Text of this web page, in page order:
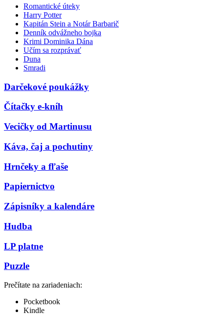
Romantické úteky
Harry Potter
Kapitán Stein a Notár Barbarič
Denník odvážneho bojka
Krimi Dominika Dána
Učím sa rozprávať
Duna
Smradi
Darčekové poukážky
Čítačky e-kníh
Vecičky od Martinusu
Káva, čaj a pochutiny
Hrnčeky a fľaše
Papiernictvo
Zápisníky a kalendáre
Hudba
LP platne
Puzzle
Prečítate na zariadeniach:
Pocketbook
Kindle